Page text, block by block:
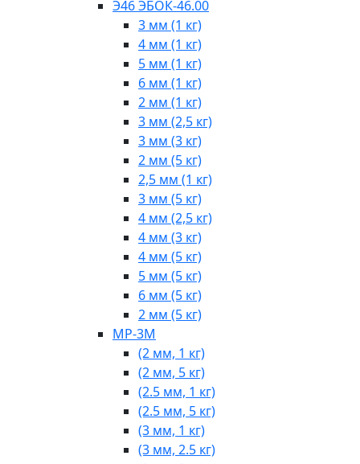
Э46 ЭБОК-46.00
3 мм (1 кг)
4 мм (1 кг)
5 мм (1 кг)
6 мм (1 кг)
2 мм (1 кг)
3 мм (2,5 кг)
3 мм (3 кг)
2 мм (5 кг)
2,5 мм (1 кг)
3 мм (5 кг)
4 мм (2,5 кг)
4 мм (3 кг)
4 мм (5 кг)
5 мм (5 кг)
6 мм (5 кг)
2 мм (5 кг)
МР-3М
(2 мм, 1 кг)
(2 мм, 5 кг)
(2.5 мм, 1 кг)
(2.5 мм, 5 кг)
(3 мм, 1 кг)
(3 мм, 2.5 кг)